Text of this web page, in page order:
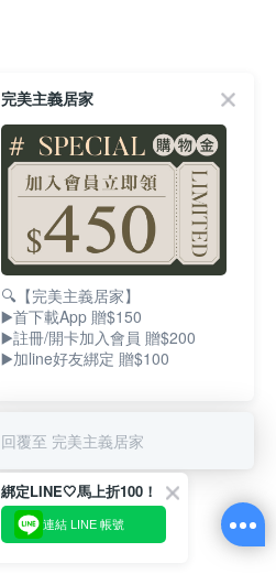
完美主義居家
🔍【完美主義居家】
▶️首下載App 贈$150
▶️註冊/開卡加入會員 贈$200
▶️加line好友綁定 贈$100
回覆至 完美主義居家
綁定LINE🤍馬上折100！
連結 LINE 帳號